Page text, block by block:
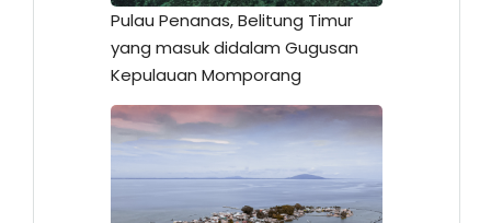
Pulau Penanas, Belitung Timur
yang masuk didalam Gugusan
Kepulauan Momporang